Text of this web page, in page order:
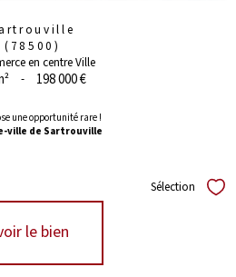
(78500)
en centre Ville
- 198 000 €
une opportunité rare !
ville de Sartrouville
Sélection
le bien